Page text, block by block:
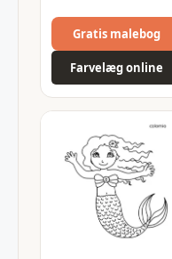
Gratis malebog
Farvelæg online